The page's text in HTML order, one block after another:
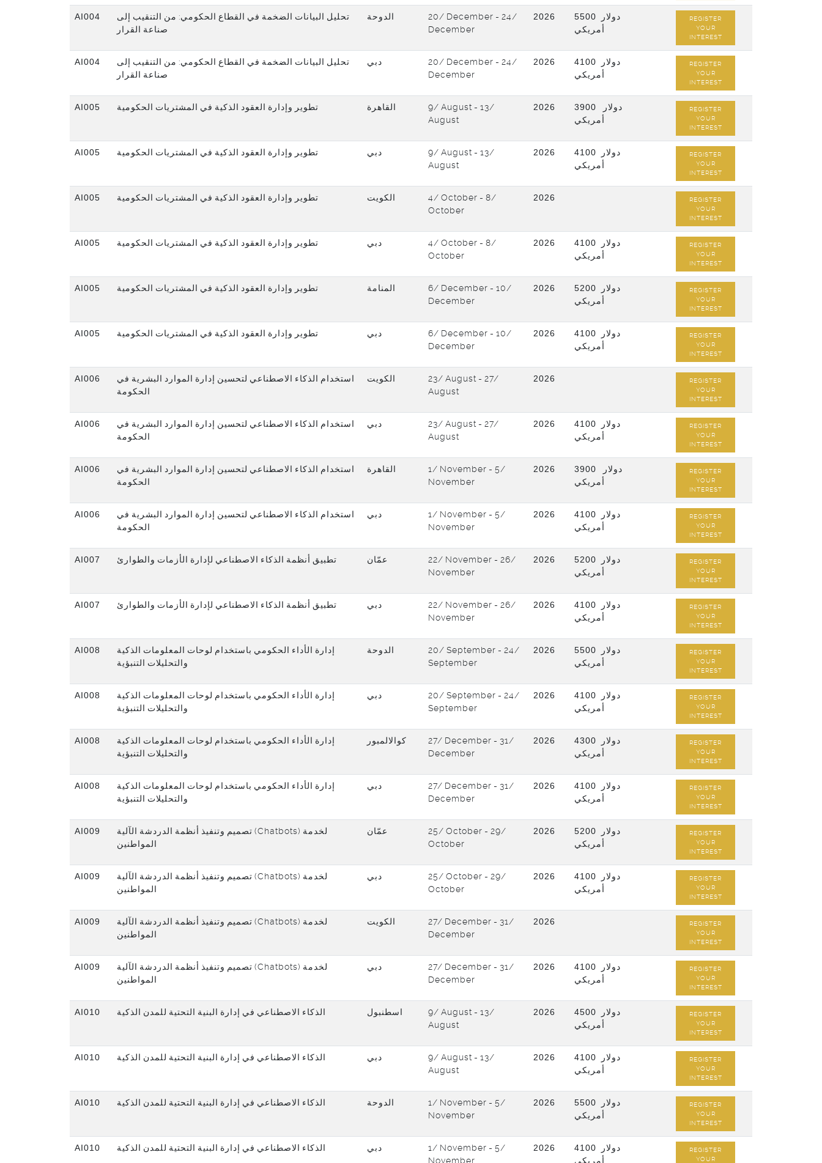
AI004
تحليل البيانات الضخمة في القطاع الحكومي: من التنقيب إلى
صناعة القرار
الدوحة
20/ December - 24/
December
2026
5500 دولار
أمريكي
REGISTER
YOUR
INTEREST
AI004
تحليل البيانات الضخمة في القطاع الحكومي: من التنقيب إلى
صناعة القرار
دبي
20/ December - 24/
December
2026
4100 دولار
أمريكي
REGISTER
YOUR
INTEREST
AI005 تطوير وإدارة العقود الذكية في المشتريات الحكومية القاهرة
9/ August - 13/
August
2026
3900 دولار
أمريكي
REGISTER
YOUR
INTEREST
AI005 تطوير وإدارة العقود الذكية في المشتريات الحكومية دبي
9/ August - 13/
August
2026
4100 دولار
أمريكي
REGISTER
YOUR
INTEREST
AI005 تطوير وإدارة العقود الذكية في المشتريات الحكومية الكويت
4/ October - 8/
October
2026
REGISTER
YOUR
INTEREST
AI005 تطوير وإدارة العقود الذكية في المشتريات الحكومية دبي
4/ October - 8/
October
2026
4100 دولار
أمريكي
REGISTER
YOUR
INTEREST
AI005 تطوير وإدارة العقود الذكية في المشتريات الحكومية المنامة
6/ December - 10/
December
2026
5200 دولار
أمريكي
REGISTER
YOUR
INTEREST
AI005 تطوير وإدارة العقود الذكية في المشتريات الحكومية دبي
6/ December - 10/
December
2026
4100 دولار
أمريكي
REGISTER
YOUR
INTEREST
AI006
استخدام الذكاء الاصطناعي لتحسين إدارة الموارد البشرية في
الحكومة
الكويت
23/ August - 27/
August
2026
REGISTER
YOUR
INTEREST
AI006
استخدام الذكاء الاصطناعي لتحسين إدارة الموارد البشرية في
الحكومة
دبي
23/ August - 27/
August
2026
4100 دولار
أمريكي
REGISTER
YOUR
INTEREST
AI006
استخدام الذكاء الاصطناعي لتحسين إدارة الموارد البشرية في
الحكومة
القاهرة
1/ November - 5/
November
2026
3900 دولار
أمريكي
REGISTER
YOUR
INTEREST
AI006
استخدام الذكاء الاصطناعي لتحسين إدارة الموارد البشرية في
الحكومة
دبي
1/ November - 5/
November
2026
4100 دولار
أمريكي
REGISTER
YOUR
INTEREST
AI007 تطبيق أنظمة الذكاء الاصطناعي لإدارة الأزمات والطوارئ عمّان
22/ November - 26/
November
2026
5200 دولار
أمريكي
REGISTER
YOUR
INTEREST
AI007 تطبيق أنظمة الذكاء الاصطناعي لإدارة الأزمات والطوارئ دبي
22/ November - 26/
November
2026
4100 دولار
أمريكي
REGISTER
YOUR
INTEREST
AI008
إدارة الأداء الحكومي باستخدام لوحات المعلومات الذكية
والتحليلات التنبؤية
الدوحة
20/ September - 24/
September
2026
5500 دولار
أمريكي
REGISTER
YOUR
INTEREST
AI008
إدارة الأداء الحكومي باستخدام لوحات المعلومات الذكية
والتحليلات التنبؤية
دبي
20/ September - 24/
September
2026
4100 دولار
أمريكي
REGISTER
YOUR
INTEREST
AI008
إدارة الأداء الحكومي باستخدام لوحات المعلومات الذكية
والتحليلات التنبؤية
كوالالمبور
27/ December - 31/
December
2026
4300 دولار
أمريكي
REGISTER
YOUR
INTEREST
AI008
إدارة الأداء الحكومي باستخدام لوحات المعلومات الذكية
والتحليلات التنبؤية
دبي
27/ December - 31/
December
2026
4100 دولار
أمريكي
REGISTER
YOUR
INTEREST
AI009
تصميم وتنفيذ أنظمة الدردشة الآلية (Chatbots) لخدمة
المواطنين
عمّان
25/ October - 29/
October
2026
5200 دولار
أمريكي
REGISTER
YOUR
INTEREST
AI009
تصميم وتنفيذ أنظمة الدردشة الآلية (Chatbots) لخدمة
المواطنين
دبي
25/ October - 29/
October
2026
4100 دولار
أمريكي
REGISTER
YOUR
INTEREST
AI009
تصميم وتنفيذ أنظمة الدردشة الآلية (Chatbots) لخدمة
المواطنين
الكويت
27/ December - 31/
December
2026
REGISTER
YOUR
INTEREST
AI009
تصميم وتنفيذ أنظمة الدردشة الآلية (Chatbots) لخدمة
المواطنين
دبي
27/ December - 31/
December
2026
4100 دولار
أمريكي
REGISTER
YOUR
INTEREST
AI010 الذكاء الاصطناعي في إدارة البنية التحتية للمدن الذكية اسطنبول
9/ August - 13/
August
2026
4500 دولار
أمريكي
REGISTER
YOUR
INTEREST
AI010 الذكاء الاصطناعي في إدارة البنية التحتية للمدن الذكية دبي
9/ August - 13/
August
2026
4100 دولار
أمريكي
REGISTER
YOUR
INTEREST
AI010 الذكاء الاصطناعي في إدارة البنية التحتية للمدن الذكية الدوحة
1/ November - 5/
November
2026
5500 دولار
أمريكي
REGISTER
YOUR
INTEREST
AI010 الذكاء الاصطناعي في إدارة البنية التحتية للمدن الذكية دبي
1/ November - 5/
November
2026
4100 دولار
أمريكي
REGISTER
YOUR